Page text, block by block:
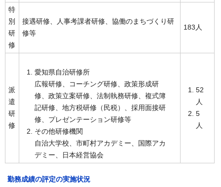
特
別
研
修
接遇研修、人事考課者研修、協働のまちづくり研
修等
183人
派
遣
研
修
愛知県自治研修所
広報研修、コーチング研修、政策形成研
修、政策立案研修、法制執務研修、複式簿
記研修、地方税研修（民税）、採用面接研
修、プレゼンテーション研修等
その他研修機関
自治大学校、市町村アカデミー、国際アカ
デミー、日本経営協会
52
人
5
人
勤務成績の評定の実施状況